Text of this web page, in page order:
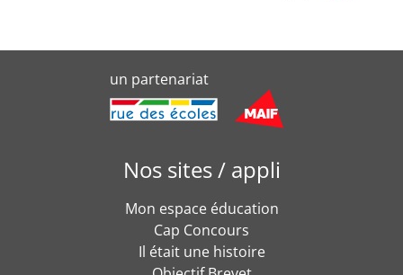
un partenariat
Nos sites / appli
Mon espace éducation
Cap Concours
Il était une histoire